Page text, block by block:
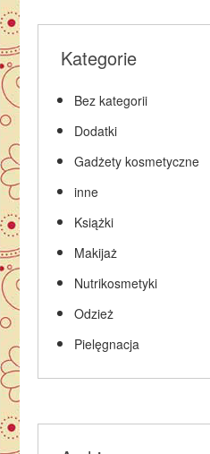
Kategorie
Bez kategorii
Dodatki
Gadżety kosmetyczne
inne
Książki
Makijaż
Nutrikosmetyki
Odzież
Pielęgnacja